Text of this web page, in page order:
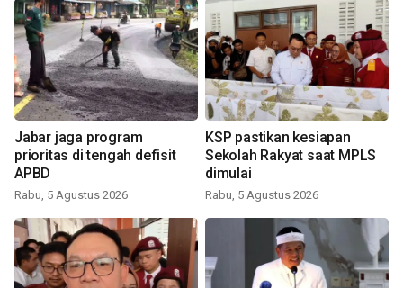
Jabar jaga program
prioritas di tengah defisit
APBD
Rabu, 5 Agustus 2026
KSP pastikan kesiapan
Sekolah Rakyat saat MPLS
dimulai
Rabu, 5 Agustus 2026